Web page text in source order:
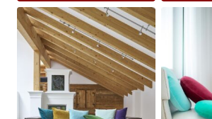
Dieses
Produkt
weist
mehrere
Varianten
Dieses
Produkt
mehrere
Varianten
auf.